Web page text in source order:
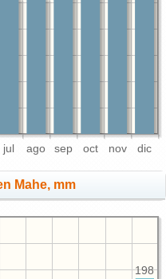
jul ago sep oct nov dic
Mahe, mm
198